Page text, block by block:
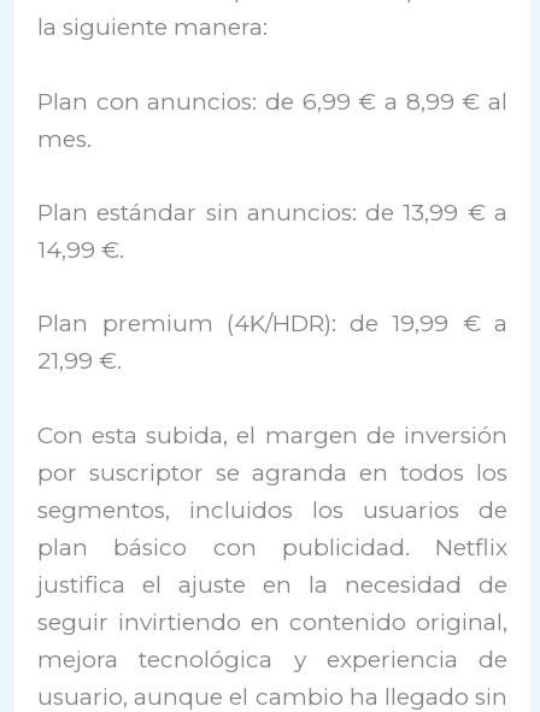
la siguiente manera:
Plan con anuncios: de 6,99 € a 8,99 € al
mes.
Plan estándar sin anuncios: de 13,99 € a
14,99 €.
Plan premium (4K/HDR): de 19,99 € a
21,99 €.
Con esta subida, el margen de inversión
por suscriptor se agranda en todos los
segmentos, incluidos los usuarios de
plan básico con publicidad. Netflix
justifica el ajuste en la necesidad de
seguir invirtiendo en contenido original,
mejora tecnológica y experiencia de
usuario, aunque el cambio ha llegado sin